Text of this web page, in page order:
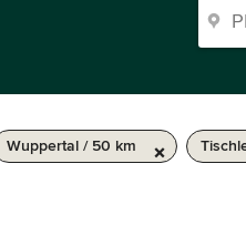
Wuppertal / 50 km